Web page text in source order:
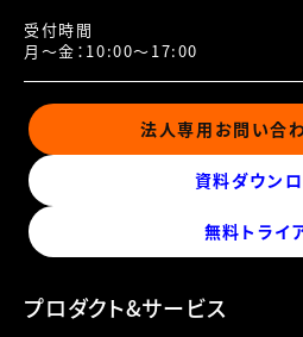
受付時間
月～金：10:00～17:00
法人専用お問い合
資料ダウン
無料トライ
プロダクト&サービス